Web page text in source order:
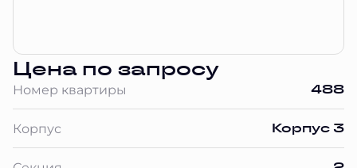
Цена по запросу
Номер квартиры 488
Корпус Корпус 3